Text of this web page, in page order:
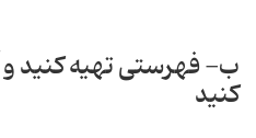
ب- فهرستی تهیه کنید و
کنید